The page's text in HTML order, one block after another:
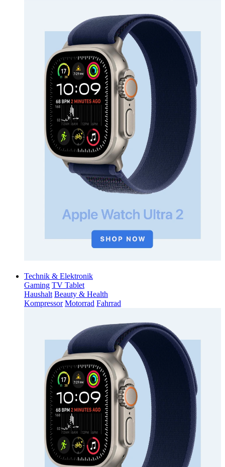
Technik & Elektronik
Gaming TV Tablet
Haushalt Beauty & Health
Kompressor Motorrad Fahrrad